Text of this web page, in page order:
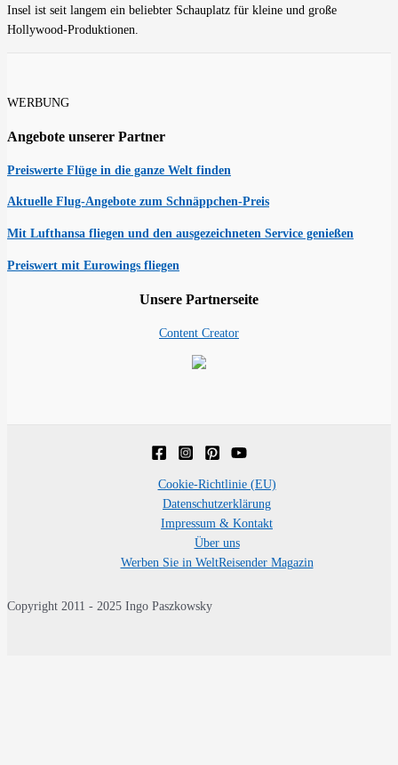
Insel ist seit langem ein beliebter Schauplatz für kleine und große
Hollywood-Produktionen.
WERBUNG
Angebote unserer Partner
Preiswerte Flüge in die ganze Welt finden
Aktuelle Flug-Angebote zum Schnäppchen-Preis
Mit Lufthansa fliegen und den ausgezeichneten Service genießen
Preiswert mit Eurowings fliegen
Unsere Partnerseite
Content Creator
Cookie-Richtlinie (EU)
Datenschutzerklärung
Impressum & Kontakt
Über uns
Werben Sie in WeltReisender Magazin
Copyright 2011 - 2025 Ingo Paszkowsky